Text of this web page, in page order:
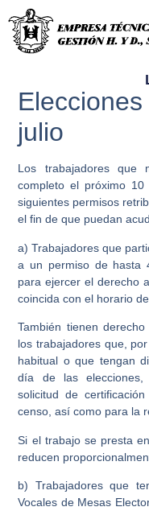
julio
Los trabajadores que
completo el próximo
siguientes permisos
el fin de que puedan
a)Trabajadores que
a un permiso de hasta
para ejercer el derecho
coincida con el horario
También tienen
los trabajadores que,
habitual o que tengan
día de las elecciones,
solicitud de
censo, así como para la
Si ​el trabajo se presta
reducen
b) Trabajadores que
Vocales de Mesas